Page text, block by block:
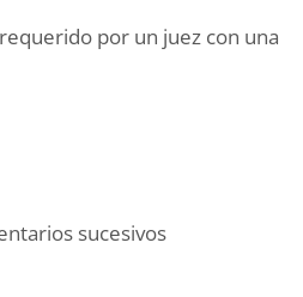
por un juez con una
sucesivos